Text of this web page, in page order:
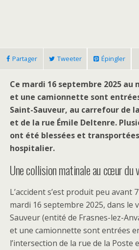
Partager Tweeter Épingler
Ce mardi 16 septembre 2025
et une camionnette sont
Saint-Sauveur, au carrefour de
et de la rue Émile Deltenre.
ont été blessées et
hospitalier.
Une collision matinale au cœur du
L’accident s’est produit peu avant
mardi 16 septembre 2025, dans le
Sauveur (entité de Frasnes-lez-
et une camionnette sont entrées
l’intersection de la rue de la Poste